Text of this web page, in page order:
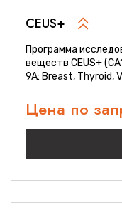
CEUS+
Программа
веществ CEUS+
9A: Breast, Thyroid,
Цена по